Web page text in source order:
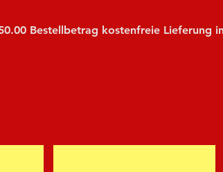
Bestellbetrag kostenfreie